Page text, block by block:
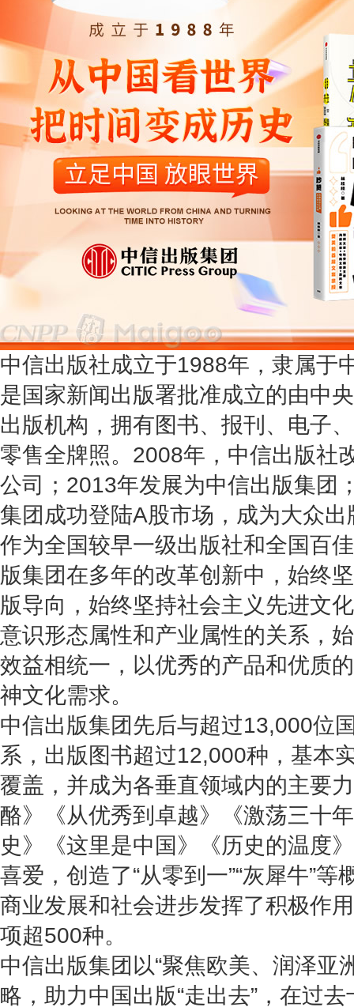
中信出版社成立于1988年，隶属于
是国家新闻出版署批准成立的由中
出版机构，拥有图书、报刊、电子
零售全牌照。2008年，中信出版社
公司；2013年发展为中信出版集团
集团成功登陆A股市场，成为大众
作为全国较早一级出版社和全国百
版集团在多年的改革创新中，始终
版导向，始终坚持社会主义先进文
意识形态属性和产业属性的关系，
效益相统一，以优秀的产品和优质
神文化需求。
中信出版集团先后与超过13,000位
系，出版图书超过12,000种，基本
覆盖，并成为各垂直领域内的主要
酪》《从优秀到卓越》《激荡三十
史》《这里是中国》《历史的温度
喜爱，创造了“从零到一”“灰犀牛”
商业发展和社会进步发挥了积极作
项超500种。
中信出版集团以“聚焦欧美、润泽亚
略，助力中国出版“走出去”，在过